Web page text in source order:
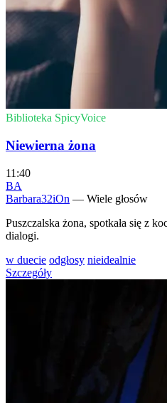
Biblioteka SpicyVoice
Niewierna żona
11:40
BA
Barbara32iOn — Wiele głosów
Puszczalska żona, spotkała się z
dialogi.
w duecie odgłosy nieidealnie
Szczegóły